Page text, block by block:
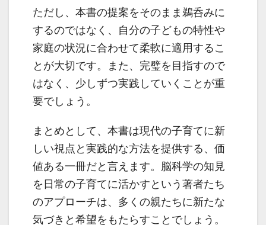
ただし、本書の提案をそのまま鵜呑みに
するのではなく、自分の子どもの特性や
家庭の状況に合わせて柔軟に適用するこ
とが大切です。また、完璧を目指すので
はなく、少しずつ実践していくことが重
要でしょう。
まとめとして、本書は現代の子育てに新
しい視点と実践的な方法を提供する、価
値ある一冊だと言えます。脳科学の知見
を日常の子育てに活かすという著者たち
のアプローチは、多くの親たちに新たな
気づきと希望をもたらすことでしょう。